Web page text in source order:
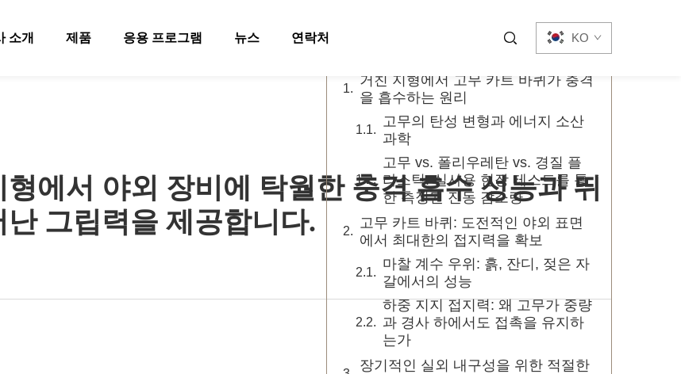
소개 제품 응용 프로그램 뉴스 연락처 KO
에서 야외 장비에 탁월한 충격 흡수 성능과 뛰
난 그립력을 제공합니다.
거친 지형에서 고무 카트 바퀴가 충격
을 흡수하는 원리
고무의 탄성 변형과 에너지 소산
과학
고무 vs. 폴리우레탄 vs. 경질 플
라스틱: 실사용 현장 테스트를 통
한 측정된 진동 감소량
고무 카트 바퀴: 도전적인 야외 표면
에서 최대한의 접지력을 확보
마찰 계수 우위: 흙, 잔디, 젖은 자
갈에서의 성능
하중 지지 접지력: 왜 고무가 중량
과 경사 하에서도 접촉을 유지하
는가
장기적인 실외 내구성을 위한 적절한